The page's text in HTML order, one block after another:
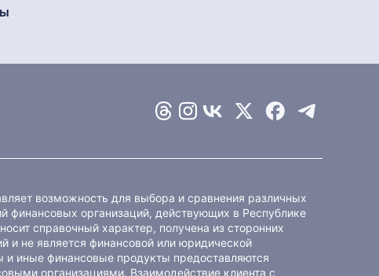
возможность для выбора и сравнения различных
финансовых организаций, действующих в Республике
справочный характер, получена из сторонних
и не является финансовой или юридической
и иные финансовые продукты предоставляются
организациями. Взаимодействие клиента с